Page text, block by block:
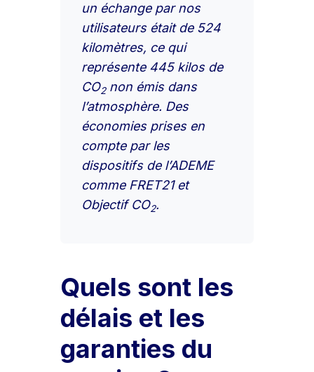
un échange par nos
utilisateurs était de 524
kilomètres, ce qui
représente 445 kilos de
CO2non émis dans
l’atmosphère. Des
économies prises en
compte par les
dispositifs de l’ADEME
comme FRET21 et
Objectif CO2.
Quels sont les
délais et les
garanties du